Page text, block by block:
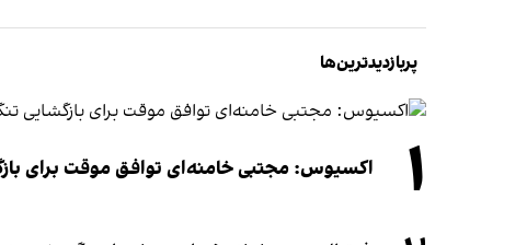
پربازدیدترین‌ها
۱ اکسیوس: مجتبی خامنه‌ای توافق موقت برای